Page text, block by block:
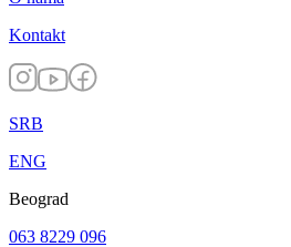
Kontakt
SRB
ENG
Beograd
063 8229 096